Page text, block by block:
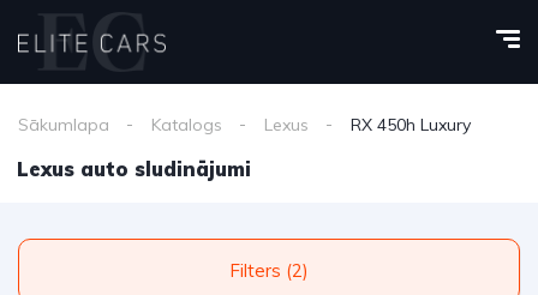
Sākumlapa Katalogs Lexus RX 450h Luxury
Lexus auto sludinājumi
Filters (2)